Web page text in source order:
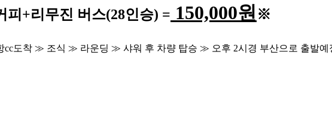
피+리무진 버스(28인승) = 150,000원 ※
cc도착 ≫ 조식 ≫ 라운딩 ≫ 샤워 후 차량 탑승 ≫ 오후 2시경 부산으로 출발